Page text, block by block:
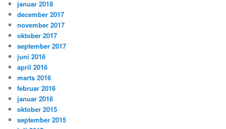
januar 2018
december 2017
november 2017
oktober 2017
september 2017
juni 2016
april 2016
marts 2016
februar 2016
januar 2016
oktober 2015
september 2015